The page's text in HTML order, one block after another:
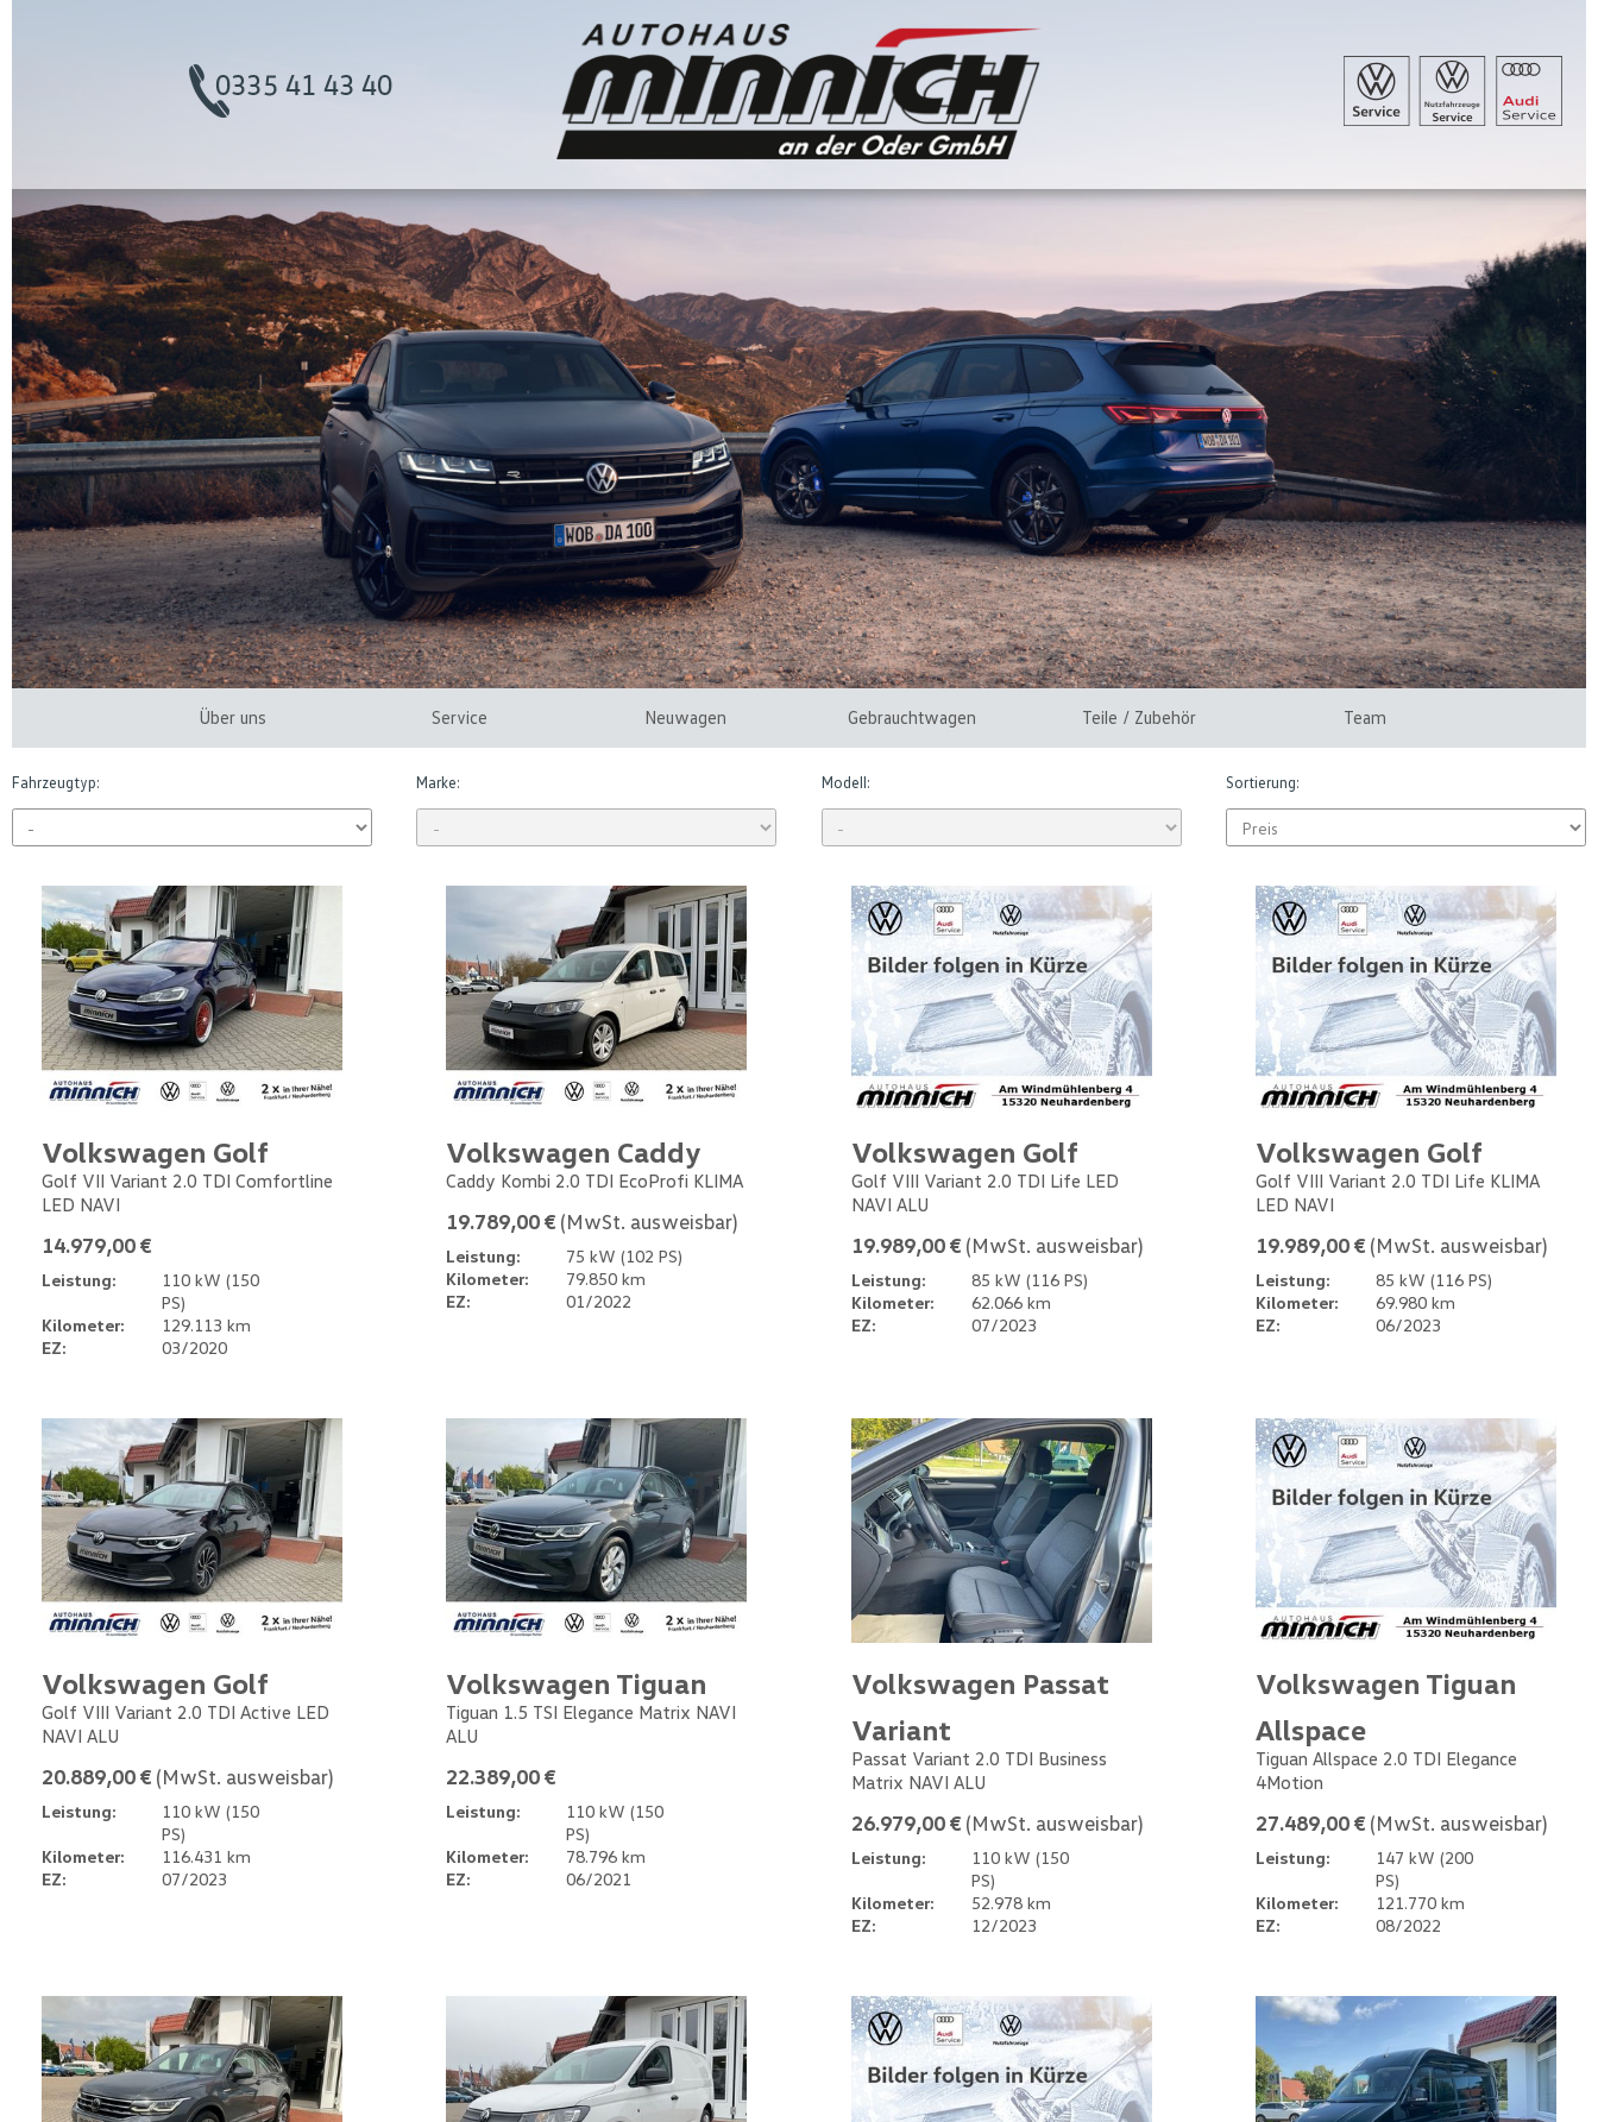
Über uns Service Neuwagen Gebrauchtwagen Teile / Zubehör Team
Fahrzeugtyp: Marke: Modell: Sortierung:
Volkswagen Golf
Golf VII Variant 2.0 TDI Comfortline
LED NAVI
14.979,00 €
Leistung:
110 kW (150
PS)
Kilometer:
129.113 km
EZ:
03/2020
Volkswagen Caddy
Caddy Kombi 2.0 TDI EcoProfi KLIMA
19.789,00 € (MwSt. ausweisbar)
Leistung:
75 kW (102 PS)
Kilometer:
79.850 km
EZ:
01/2022
Volkswagen Golf
Golf VIII Variant 2.0 TDI Life LED
NAVI ALU
19.989,00 € (MwSt. ausweisbar)
Leistung:
85 kW (116 PS)
Kilometer:
62.066 km
EZ:
07/2023
Volkswagen Golf
Golf VIII Variant 2.0 TDI Life KLIMA
LED NAVI
19.989,00 € (MwSt. ausweisbar)
Leistung:
85 kW (116 PS)
Kilometer:
69.980 km
EZ:
06/2023
Volkswagen Golf
Golf VIII Variant 2.0 TDI Active LED
NAVI ALU
20.889,00 € (MwSt. ausweisbar)
Leistung:
110 kW (150
PS)
Kilometer:
116.431 km
EZ:
07/2023
Volkswagen Tiguan
Tiguan 1.5 TSI Elegance Matrix NAVI
ALU
22.389,00 €
Leistung:
110 kW (150
PS)
Kilometer:
78.796 km
EZ:
06/2021
Volkswagen Passat
Variant
Passat Variant 2.0 TDI Business
Matrix NAVI ALU
26.979,00 € (MwSt. ausweisbar)
Leistung:
110 kW (150
PS)
Kilometer:
52.978 km
EZ:
12/2023
Volkswagen Tiguan
Allspace
Tiguan Allspace 2.0 TDI Elegance
4Motion
27.489,00 € (MwSt. ausweisbar)
Leistung:
147 kW (200
PS)
Kilometer:
121.770 km
EZ:
08/2022